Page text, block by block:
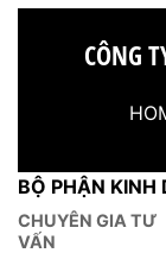
CÔNG
BỘ PHẬN KINH
CHUYÊN GIA TƯ
VẤN